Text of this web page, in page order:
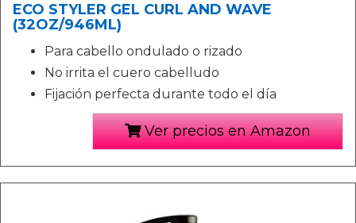
ECO STYLER GEL CURL AND WAVE
(32OZ/946ML)
Para cabello ondulado o rizado
No irrita el cuero cabelludo
Fijación perfecta durante todo el día
Ver precios en Amazon